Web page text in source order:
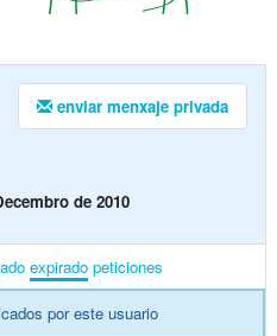
enviar menxaje privada
de 2010
expirado peticiones
por este usuario